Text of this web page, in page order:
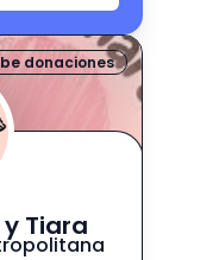
donaciones
Tiara